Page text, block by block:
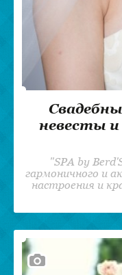
невесты
"SPA by
гармоничного и
настроения и